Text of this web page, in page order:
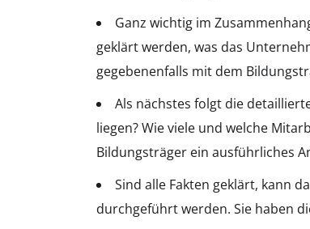
Ganz wichtig im
geklärt werden, was das
gegebenenfalls mit dem
Als nächstes folgt die
liegen? Wie viele und welche
Bildungsträger ein ausführliches
Sind alle Fakten geklärt, kann
durchgeführt werden. Sie haben